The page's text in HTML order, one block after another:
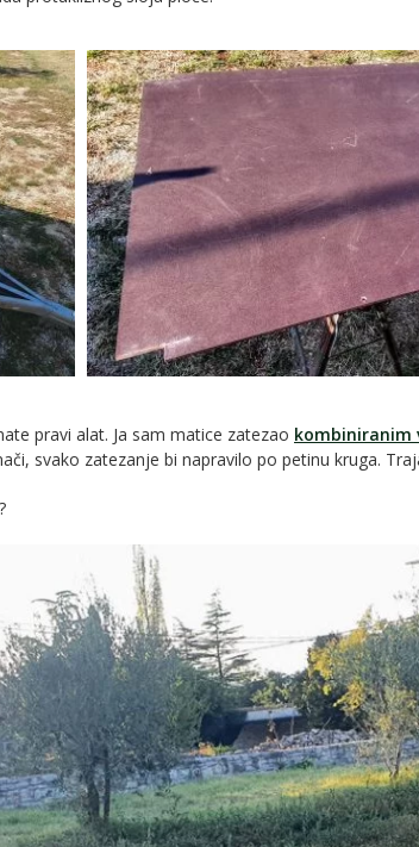
pravi alat. Ja sam matice zatezao kombiniranim
svako zatezanje bi napravilo po petinu kruga.